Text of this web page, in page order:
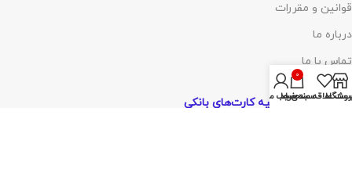
قوانین و مقررات
درباره ما
تماس با ما
پرداخت توسط کلیه کارت‌های بانکی
علاقه مندی ها
0
سبد خرید
حساب من